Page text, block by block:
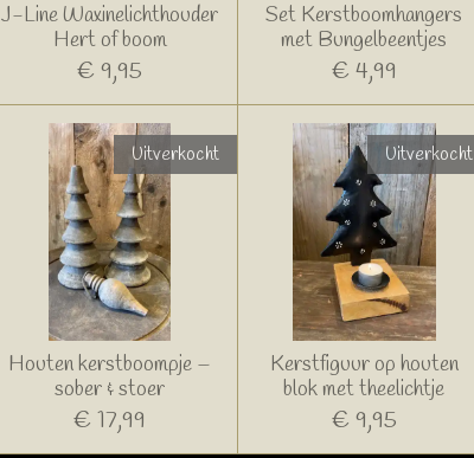
J-Line Waxinelichthouder
Hert of boom
€ 9,95
Set Kerstboomhangers
met Bungelbeentjes
€ 4,99
Uitverkocht
Houten kerstboompje –
sober & stoer
€ 17,99
Uitverkocht
Kerstfiguur op houten
blok met theelichtje
€ 9,95